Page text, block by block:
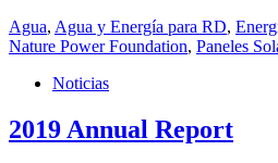
Agua, Agua y Energía para RD,
Nature Power Foundation, Paneles
Noticias
2019 Annual Report